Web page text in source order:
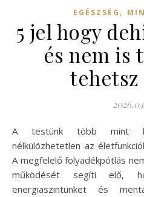
EGÉSZSÉG ,
5 jel hogy
és nem is
A testünk több mint kétharmada víz, amely
nélkülözhetetlen az
A megfelelő folyadékpótlás
működését segíti elő,
energiaszintünket és